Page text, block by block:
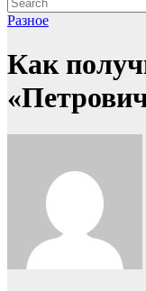
Разное
Как